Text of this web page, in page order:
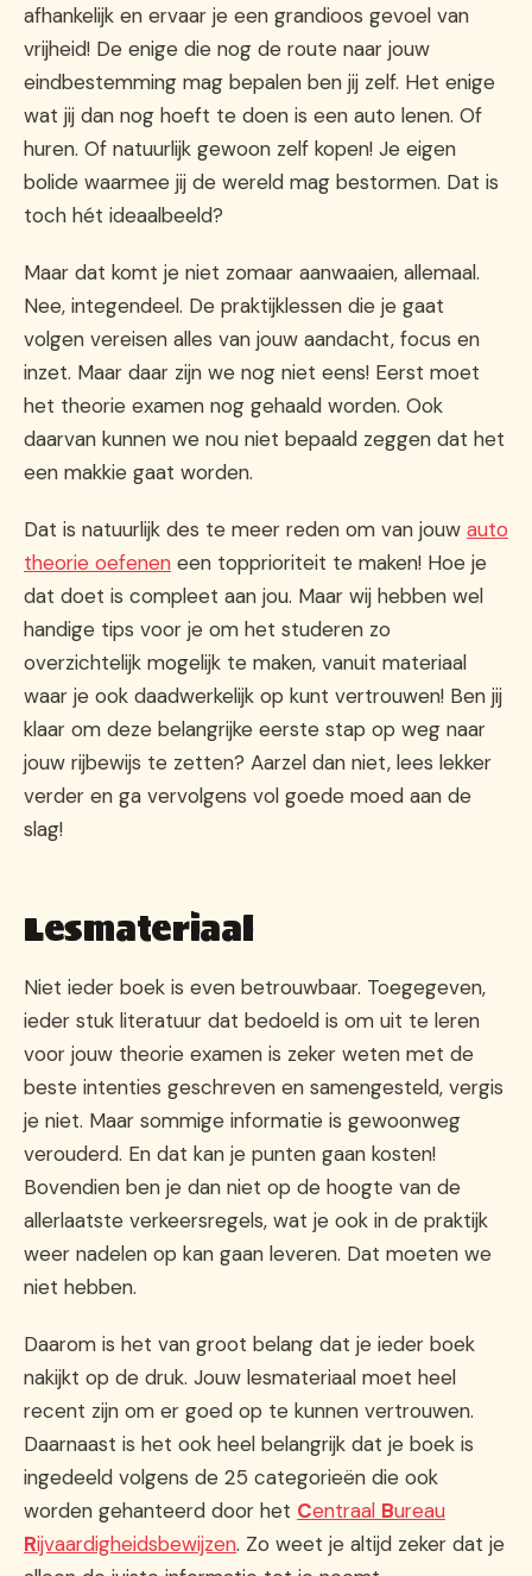
afhankelijk en ervaar je een grandioos gevoel van
vrijheid! De enige die nog de route naar jouw
eindbestemming mag bepalen ben jij zelf. Het enige
wat jij dan nog hoeft te doen is een auto lenen. Of
huren. Of natuurlijk gewoon zelf kopen! Je eigen
bolide waarmee jij de wereld mag bestormen. Dat is
toch hét ideaalbeeld?
Maar dat komt je niet zomaar aanwaaien, allemaal.
Nee, integendeel. De praktijklessen die je gaat
volgen vereisen alles van jouw aandacht, focus en
inzet. Maar daar zijn we nog niet eens! Eerst moet
het theorie examen nog gehaald worden. Ook
daarvan kunnen we nou niet bepaald zeggen dat het
een makkie gaat worden.
Dat is natuurlijk des te meer reden om van jouw auto
theorie oefenen een topprioriteit te maken! Hoe je
dat doet is compleet aan jou. Maar wij hebben wel
handige tips voor je om het studeren zo
overzichtelijk mogelijk te maken, vanuit materiaal
waar je ook daadwerkelijk op kunt vertrouwen! Ben jij
klaar om deze belangrijke eerste stap op weg naar
jouw rijbewijs te zetten? Aarzel dan niet, lees lekker
verder en ga vervolgens vol goede moed aan de
slag!
Lesmateriaal
Niet ieder boek is even betrouwbaar. Toegegeven,
ieder stuk literatuur dat bedoeld is om uit te leren
voor jouw theorie examen is zeker weten met de
beste intenties geschreven en samengesteld, vergis
je niet. Maar sommige informatie is gewoonweg
verouderd. En dat kan je punten gaan kosten!
Bovendien ben je dan niet op de hoogte van de
allerlaatste verkeersregels, wat je ook in de praktijk
weer nadelen op kan gaan leveren. Dat moeten we
niet hebben.
Daarom is het van groot belang dat je ieder boek
nakijkt op de druk. Jouw lesmateriaal moet heel
recent zijn om er goed op te kunnen vertrouwen.
Daarnaast is het ook heel belangrijk dat je boek is
ingedeeld volgens de 25 categorieën die ook
worden gehanteerd door het Centraal Bureau
Rijvaardigheidsbewijzen. Zo weet je altijd zeker dat je